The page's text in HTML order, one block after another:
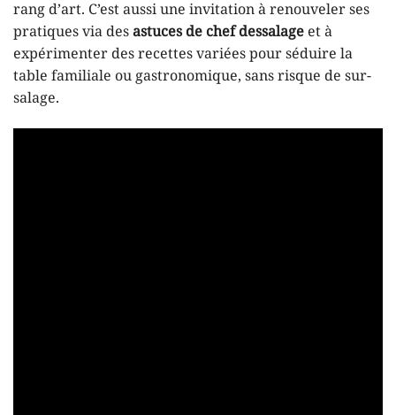
rang d’art. C’est aussi une invitation à renouveler ses
pratiques via desastuces de chef dessalageet à
expérimenter des recettes variées pour séduire la
table familiale ou gastronomique, sans risque de sur-
salage.